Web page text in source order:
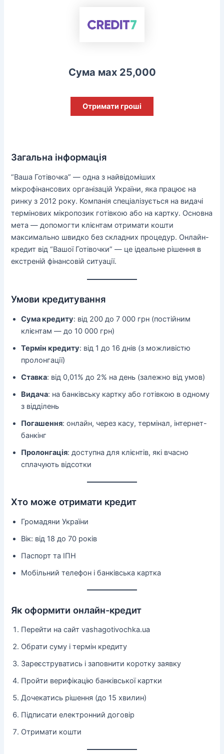
Сума мах 25,000
Отримати гроші
Загальна інформація
“Ваша Готівочка” — одна з найвідоміших
мікрофінансових організацій України, яка працює на
ринку з 2012 року. Компанія спеціалізується на видачі
термінових мікропозик готівкою або на картку. Основна
мета — допомогти клієнтам отримати кошти
максимально швидко без складних процедур. Онлайн-
кредит від “Вашої Готівочки” — це ідеальне рішення в
екстреній фінансовій ситуації.
Умови кредитування
Сума кредиту: від 200 до 7 000 грн (постійним
клієнтам — до 10 000 грн)
Термін кредиту: від 1 до 16 днів (з можливістю
пролонгації)
Ставка: від 0,01% до 2% на день (залежно від умов)
Видача: на банківську картку або готівкою в одному
з відділень
Погашення: онлайн, через касу, термінал, інтернет-
банкінг
Пролонгація: доступна для клієнтів, які вчасно
сплачують відсотки
Хто може отримати кредит
Громадяни України
Вік: від 18 до 70 років
Паспорт та ІПН
Мобільний телефон і банківська картка
Як оформити онлайн-кредит
Перейти на сайт vashagotivochka.ua
Обрати суму і термін кредиту
Зареєструватись і заповнити коротку заявку
Пройти верифікацію банківської картки
Дочекатись рішення (до 15 хвилин)
Підписати електронний договір
Отримати кошти